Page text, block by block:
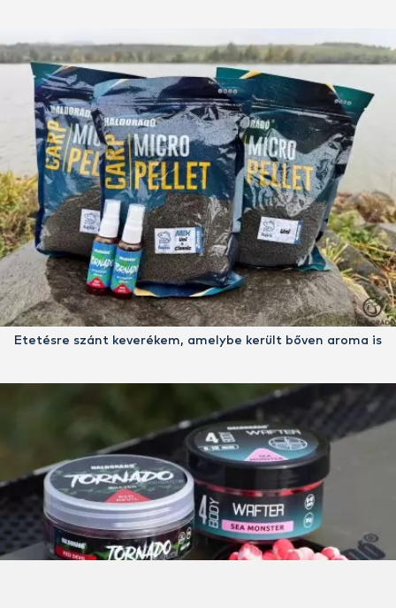
Etetésre szánt keverékem, amelybe került bőven aroma is